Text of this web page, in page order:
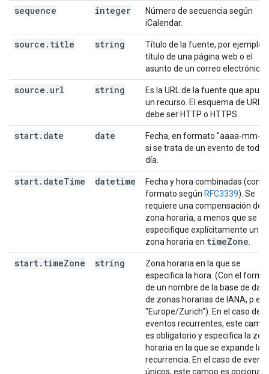
sequence integer
Número de secuencia según
iCalendar.
source . title string
Título de la fuente, por ejemplo,
título de una página web o el
asunto de un correo electrónico.
source . url string
Es la URL de la fuente que
un recurso. El esquema de URL
debe ser HTTP o HTTPS.
start. date date
Fecha, en formato "aaaa-mm-
si se trata de un evento de todo
día.
start. dateTime datetime
Fecha y hora combinadas (con
formato según RFC3339). Se
requiere una compensación de
zona horaria, a menos que se
especifique explícitamente una
zona horaria en timeZone
start. timeZone string
Zona horaria en la que se
especifica la hora. (Con el
de un nombre de la base de
de zonas horarias de IANA, p.ej.,
"Europe/Zurich"). En el caso de
eventos recurrentes, este
es obligatorio y especifica la
horaria en la que se expande la
recurrencia. En el caso de
únicos, este campo es opcional y